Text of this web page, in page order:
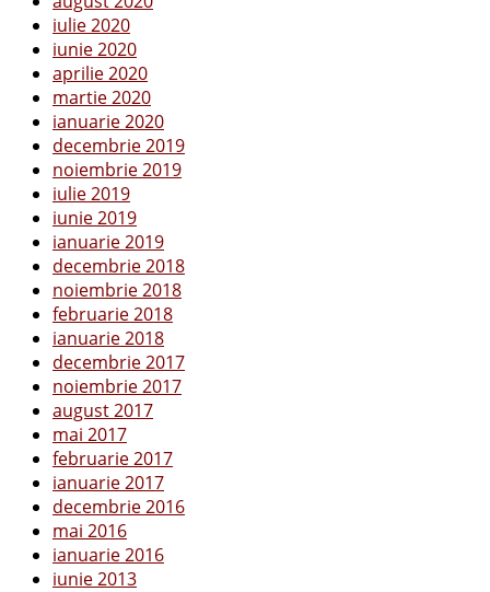
iulie 2020
iunie 2020
aprilie 2020
martie 2020
ianuarie 2020
decembrie 2019
noiembrie 2019
iulie 2019
iunie 2019
ianuarie 2019
decembrie 2018
noiembrie 2018
februarie 2018
ianuarie 2018
decembrie 2017
noiembrie 2017
august 2017
mai 2017
februarie 2017
ianuarie 2017
decembrie 2016
mai 2016
ianuarie 2016
iunie 2013